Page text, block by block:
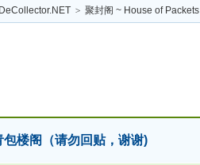
褔
袠袠袥眩褦 > 聚封阁 ~ House of Packets
楼阁（请勿回贴，谢谢)